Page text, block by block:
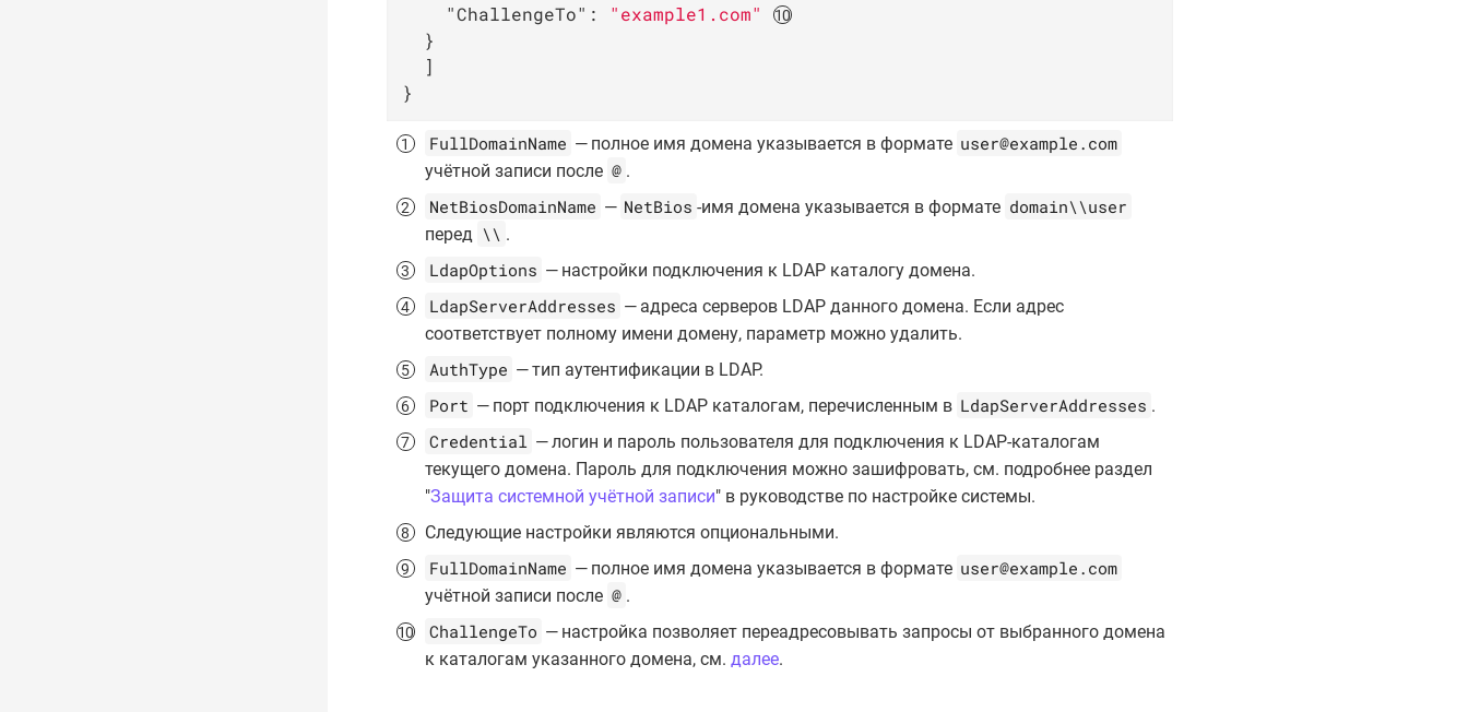
"ChallengeTo" : "example1.com"
  }
  ]
}
FullDomainName — полное имя домена указывается в формате user@example.com
учётной записи после @ .
NetBiosDomainName — NetBios -имя домена указывается в формате domain\\user
перед \\ .
LdapOptions — настройки подключения к LDAP каталогу домена.
LdapServerAddresses — адреса серверов LDAP данного домена. Если адрес
соответствует полному имени домену, параметр можно удалить.
AuthType — тип аутентификации в LDAP.
Port — порт подключения к LDAP каталогам, перечисленным в LdapServerAddresses .
Credential — логин и пароль пользователя для подключения к LDAP-каталогам
текущего домена. Пароль для подключения можно зашифровать, см. подробнее раздел
"Защита системной учётной записи" в руководстве по настройке системы.
Следующие настройки являются опциональными.
FullDomainName — полное имя домена указывается в формате user@example.com
учётной записи после @ .
ChallengeTo — настройка позволяет переадресовывать запросы от выбранного домена
к каталогам указанного домена, см. далее.